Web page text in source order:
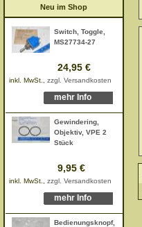
Neu im Shop
Switch, Toggle,
MS27734-27
24,95 €
inkl. MwSt., zzgl. Versandkosten
mehr Info
Gewindering,
Objektiv, VPE 2
Stück
9,95 €
inkl. MwSt., zzgl. Versandkosten
mehr Info
Bedienungsknopf,